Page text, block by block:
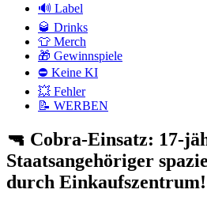
🔊 Label
🥃 Drinks
👕 Merch
🎁 Gewinnspiele
⛔ Keine KI
💥 Fehler
📝 WERBEN
🔫 Cobra-Einsatz: 17-
Staatsangehöriger
durch Einkaufszentrum!